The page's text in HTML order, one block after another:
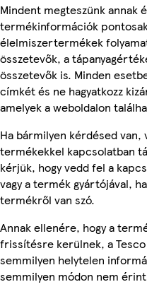
Mindent megteszünk annak
termékinformációk
élelmiszertermékek
összetevők, a
összetevők is. Minden
címkét és ne hagyatkozz
amelyek a weboldalon
Ha bármilyen kérdésed van,
termékekkel kapcsolatban
kérjük, hogy vedd fel a
vagy a termék gyártójával,
termékről van szó.
Annak ellenére, hogy a
frissítésre kerülnek, a
semmilyen helytelen
semmilyen módon nem